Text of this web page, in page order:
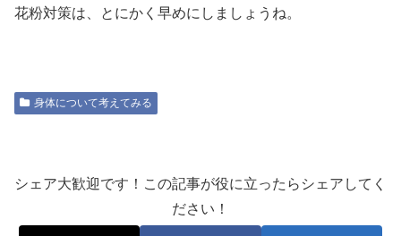
花粉対策は、とにかく早めにしましょうね。
身体について考えてみる
シェア大歓迎です！この記事が役に立ったらシェアしてく
ださい！